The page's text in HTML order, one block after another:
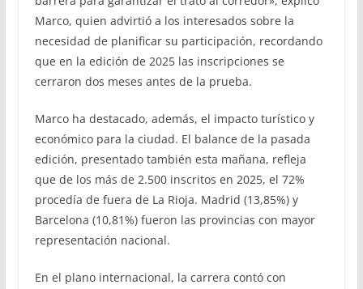
Marco, quien advirtió a los interesados sobre la
necesidad de planificar su participación, recordando
que en la edición de 2025 las inscripciones se
cerraron dos meses antes de la prueba.
Marco ha destacado, además, el impacto turístico y
económico para la ciudad. El balance de la pasada
edición, presentado también esta mañana, refleja
que de los más de 2.500 inscritos en 2025, el 72%
procedía de fuera de La Rioja. Madrid (13,85%) y
Barcelona (10,81%) fueron las provincias con mayor
representación nacional.
En el plano internacional, la carrera contó con